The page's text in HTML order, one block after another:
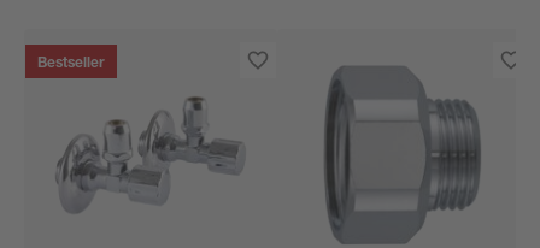
Bestseller